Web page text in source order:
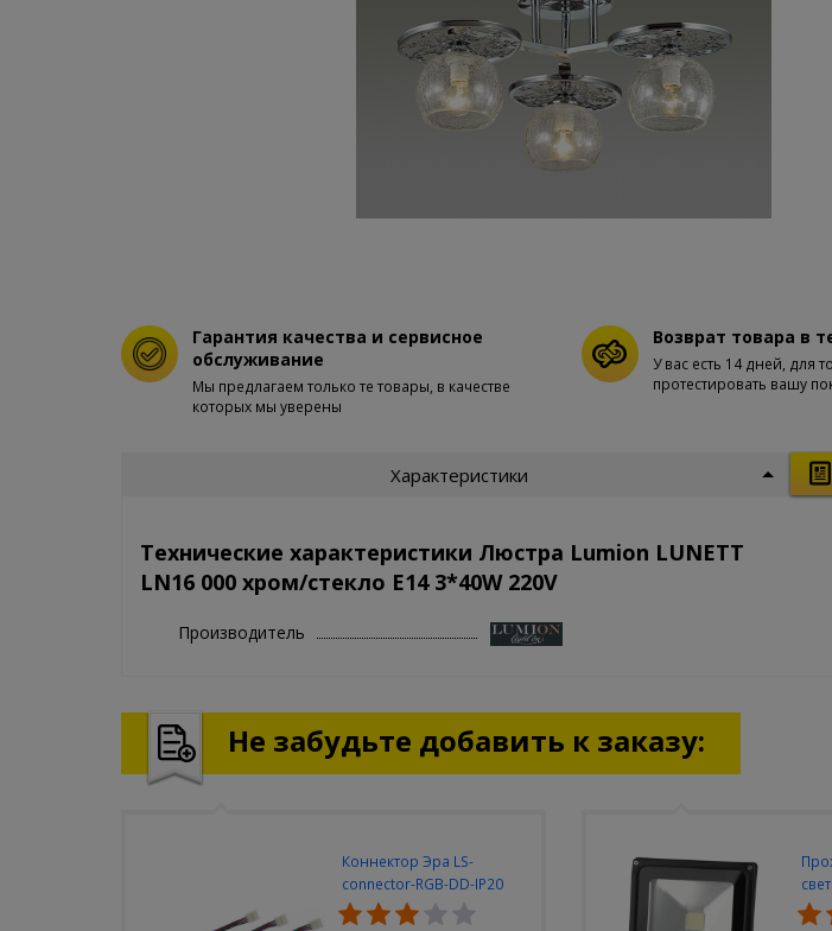
Гарантия качества и сервисное
обслуживание
Мы предлагаем только те товары, в качестве
которых мы уверены
Возврат товара в
У вас есть 14 дней, для
протестировать вашу
Характеристики
Технические характеристики Люстра Lumion LUNETT
LN16 000 хром/стекло E14 3*40W 220V
Производитель
Не забудьте добавить к заказу:
Коннектор Эра LS-
connector-RGB-DD-IP20
(3шт/уп)